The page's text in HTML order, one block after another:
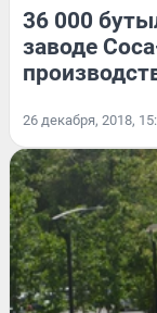
36 000
заводе
26 декабря, 2018,